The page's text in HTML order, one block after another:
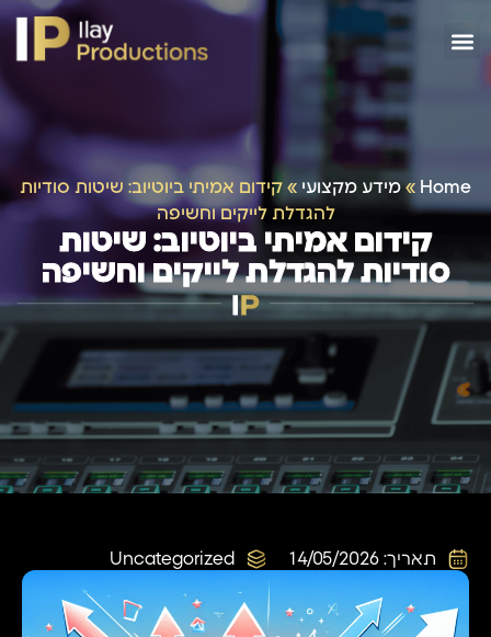
Home
»מידע מקצועי » קידום אמיתי ביוטיוב: שיטות סודיות
להגדלת לייקים וחשיפה
קידום אמיתי ביוטיוב: שיטות
סודיות להגדלת לייקים וחשיפה
תאריך: 14/05/2026
Uncategorized